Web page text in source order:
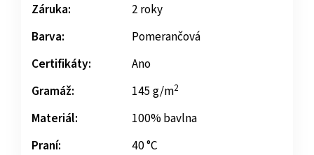
Záruka:
2 roky
Barva:
Pomerančová
Certifikáty:
Ano
Gramáž:
145 g/m2
Materiál:
100% bavlna
Praní:
40 °C